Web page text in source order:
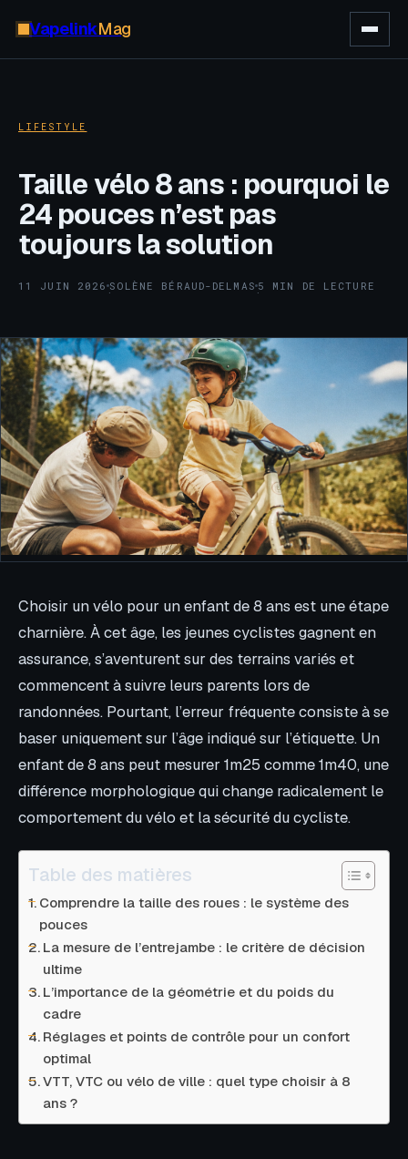
VapelinkMag
LIFESTYLE
Taille vélo 8 ans : pourquoi le
24 pouces n’est pas
toujours la solution
11 JUIN 2026·SOLÈNE BÉRAUD-DELMAS ·
5 MIN DE LECTURE
Choisir un vélo pour un enfant de 8 ans est une étape
charnière. À cet âge, les jeunes cyclistes gagnent en
assurance, s’aventurent sur des terrains variés et
commencent à suivre leurs parents lors de
randonnées. Pourtant, l’erreur fréquente consiste à se
baser uniquement sur l’âge indiqué sur l’étiquette. Un
enfant de 8 ans peut mesurer 1m25 comme 1m40, une
différence morphologique qui change radicalement le
comportement du vélo et la sécurité du cycliste.
Table des matières
Comprendre la taille des roues : le système des
pouces
La mesure de l’entrejambe : le critère de décision
ultime
L’importance de la géométrie et du poids du
cadre
Réglages et points de contrôle pour un confort
optimal
VTT, VTC ou vélo de ville : quel type choisir à 8
ans ?